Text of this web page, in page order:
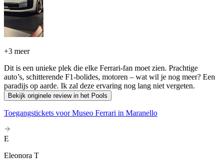
+3 meer
Dit is een unieke plek die elke Ferrari-fan moet zien. Prachtige
auto’s, schitterende F1-bolides, motoren – wat wil je nog meer? Een
paradijs op aarde. Ik zal deze ervaring nog lang niet vergeten.
Bekijk originele review in het Pools
Toegangstickets voor Museo Ferrari in Maranello
E
Eleonora T